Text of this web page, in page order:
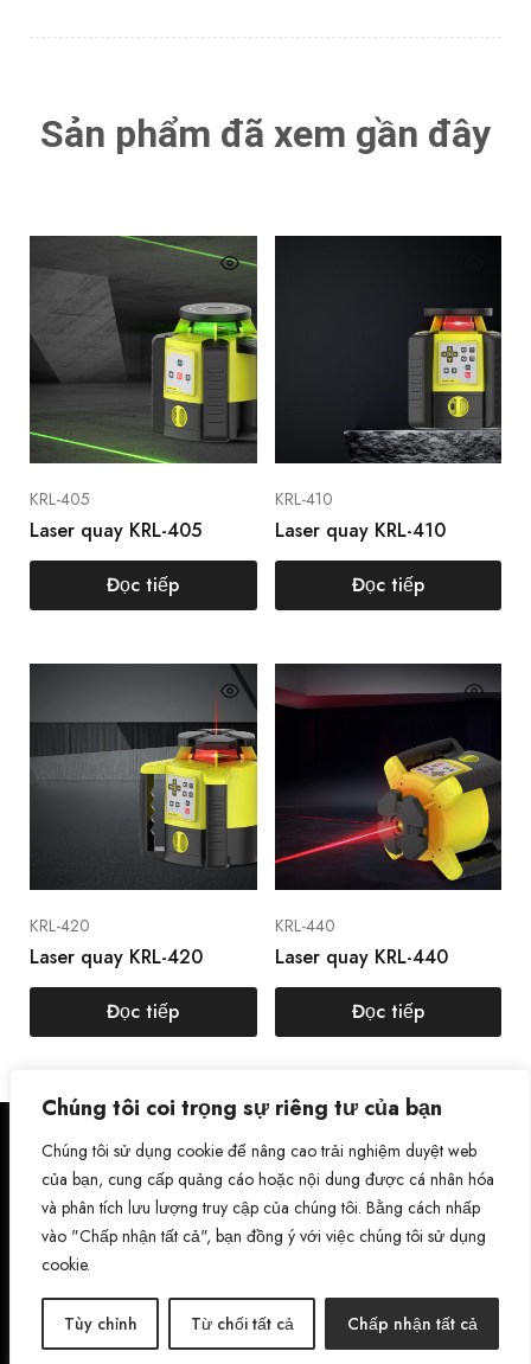
Chúng tôi coi trọng sự riêng tư của bạn
Chúng tôi sử dụng cookie để nâng cao trải nghiệm duyệt web
của bạn, cung cấp quảng cáo hoặc nội dung được cá nhân hóa
và phân tích lưu lượng truy cập của chúng tôi. Bằng cách nhấp
vào "Chấp nhận tất cả", bạn đồng ý với việc chúng tôi sử dụng
cookie.
Tùy chỉnh Từ chối tất cả Chấp nhận tất cả
Sản phẩm đã xem gần đây
KRL-405
Laser quay KRL-405
Đọc tiếp
KRL-410
Laser quay KRL-410
Đọc tiếp
KRL-420
Laser quay KRL-420
Đọc tiếp
KRL-440
Laser quay KRL-440
Đọc tiếp
Chính sách bảo mật
Điều khoản dịch vụ
Liên hệ với chúng tôi
Các sản phẩm
copyright © 2026 k-level - Leading
measuring instruments all
Facebo
ok
Twitter
e
Instagr
am
Pintere
Tiktok